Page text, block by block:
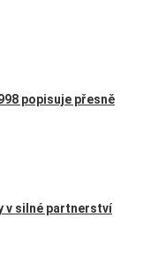
popisuje přesně
v silné partnerství